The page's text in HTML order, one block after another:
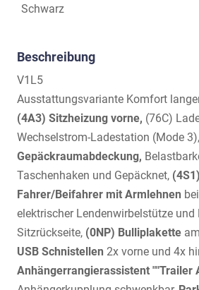
Schwarz
Beschreibung
V1L5
Ausstattungsvariante Komfort
(4A3) Sitzheizung vorne, (76C)
Wechselstrom-Ladestation (Mode 3),
Gepäckraumabdeckung,
Taschenhaken und Gepäcknet,
Fahrer/Beifahrer mit Armlehnen
elektrischer Lendenwirbelstütze
Sitzrückseite, (0NP) Bulliplakette
USB Schnistellen 2x vorne und 4x
Anhängerrangierassistent ""Trailer